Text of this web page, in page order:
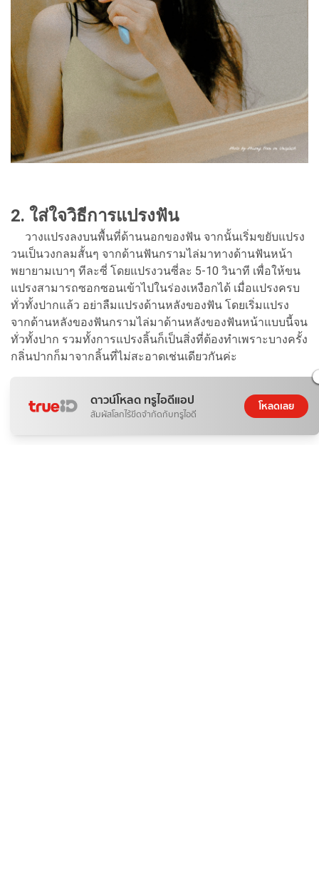
2. ใส่ใจวิธีการแปรงฟัน
วางแปรงลงบนพื้นที่ด้านนอกของฟัน จากนั้นเริ่มขยับแปรง
วนเป็นวงกลมสั้นๆ จากด้านฟันกรามไล่มาทางด้านฟันหน้า
พยายามเบาๆ ทีละซี่ โดยแปรงวนซี่ละ 5-10 วินาที เพื่อให้ขน
แปรงสามารถซอกซอนเข้าไปในร่องเหงือกได้ เมื่อแปรงครบ
ทั่วทั้งปากแล้ว อย่าลืมแปรงด้านหลังของฟัน โดยเริ่มแปรง
จากด้านหลังของฟันกรามไล่มาด้านหลังของฟันหน้าแบบนี้จน
ทั่วทั้งปาก รวมทั้งการแปรงลิ้นก็เป็นสิ่งที่ต้องทำเพราะบางครั้ง
กลิ่นปากก็มาจากลิ้นที่ไม่สะอาดเช่นเดียวกันค่ะ
ดาวน์โหลด ทรูไอดีแอป
สัมผัสโลกไร้ขีดจำกัดกับทรูไอดี
โหลดเลย